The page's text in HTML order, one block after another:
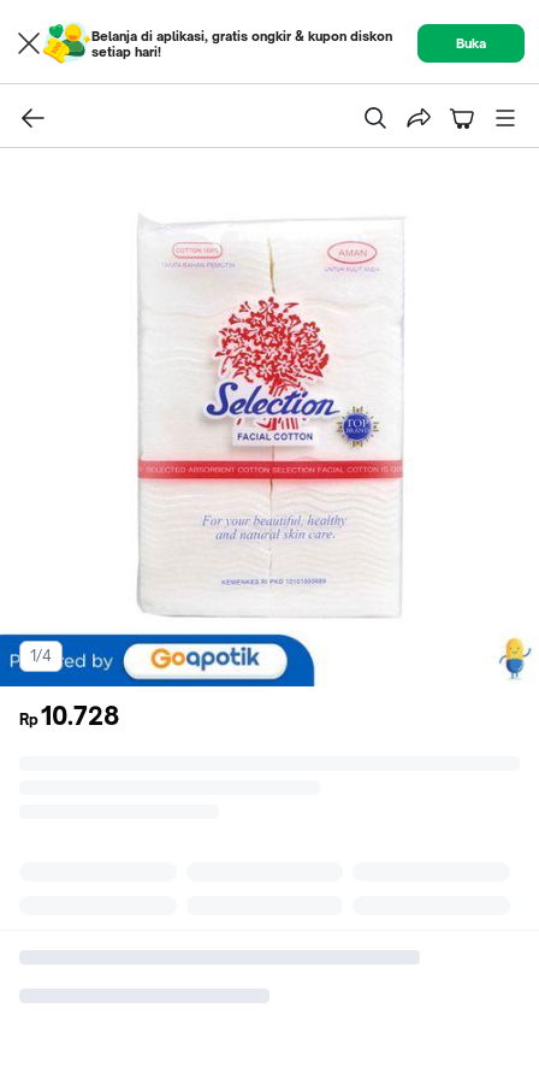
Belanja di aplikasi, gratis ongkir & kupon diskon
setiap hari!
Buka
1/4
Rp10.728